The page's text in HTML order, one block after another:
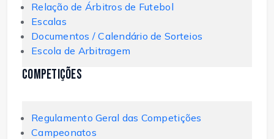
Relação de Árbitros de Futebol
Escalas
Documentos / Calendário de Sorteios
Escola de Arbitragem
Competições
Regulamento Geral das Competições
Campeonatos